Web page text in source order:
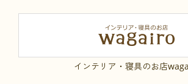
インテリア・寝具のお店